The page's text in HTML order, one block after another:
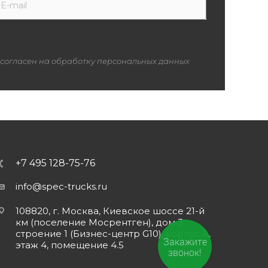
на обработку персональных данных
+7 495 128-75-76
info@spec-trucks.ru
108820, г. Москва, Киевское шоссе 21-й
км (поселение Мосрентген), дом 3
строение 1 (Бизнес-центр G10), корпус А,
этаж 4, помещение 4.5
Закажите
звонок!